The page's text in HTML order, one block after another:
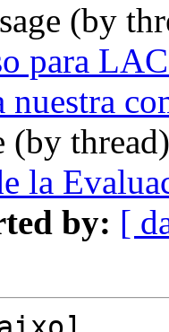
(by
para
nuestra
(by
la
by: [